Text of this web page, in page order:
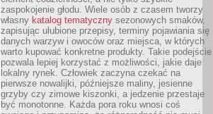
zaspokojenie głodu. Wiele osób z czasem tworzy
własny katalog tematyczny sezonowych smaków,
zapisując ulubione przepisy, terminy pojawiania się
danych warzyw i owoców oraz miejsca, w których
warto kupować konkretne produkty. Takie podejście
pozwala lepiej korzystać z możliwości, jakie daje
lokalny rynek. Człowiek zaczyna czekać na
pierwsze nowalijki, późniejsze maliny, jesienne
grzyby czy zimowe kiszonki, a jedzenie przestaje
być monotonne. Każda pora roku wnosi coś